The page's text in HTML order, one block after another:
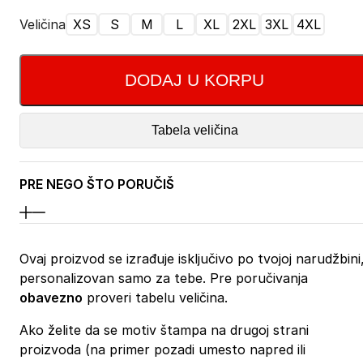
Veličina XS S M L XL 2XL 3XL 4XL
DODAJ U KORPU
Tabela veličina
PRE NEGO ŠTO PORUČIŠ
Ovaj proizvod se izrađuje isključivo po tvojoj
personalizovan samo za tebe. Pre poručivanja
obavezno proveri tabelu veličina.
Ako želite da se motiv štampa na drugoj strani
proizvoda (na primer pozadi umesto napred ili